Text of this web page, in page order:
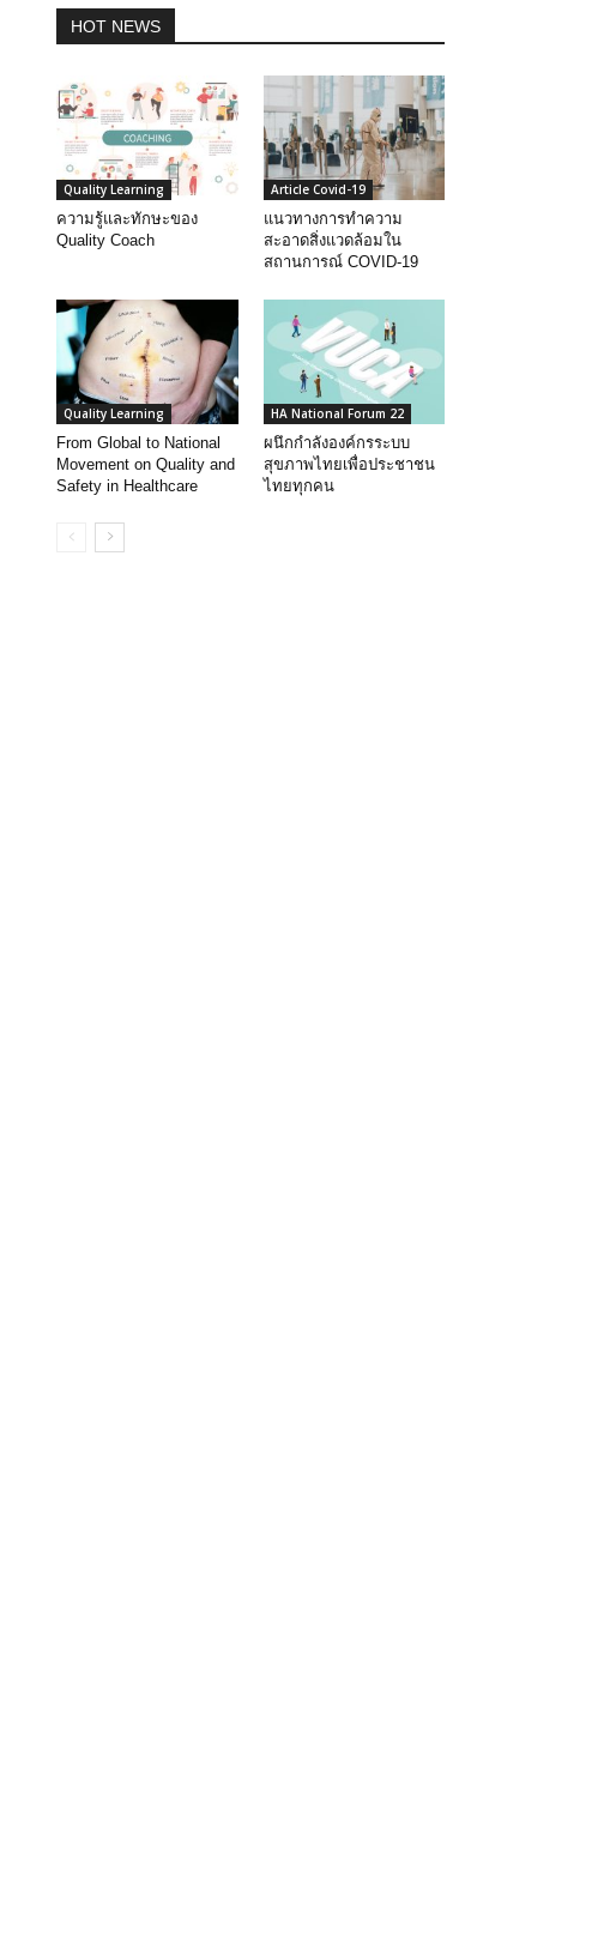
HOT NEWS
Quality Learning
ความรู้และทักษะของ
Quality Coach
Article Covid-19
แนวทางการทำความ
สะอาดสิ่งแวดล้อมใน
สถานการณ์ COVID-19
Quality Learning
From Global to National
Movement on Quality and
Safety in Healthcare
HA National Forum 22
ผนึกกำลังองค์กรระบบ
สุขภาพไทยเพื่อประชาชน
ไทยทุกคน